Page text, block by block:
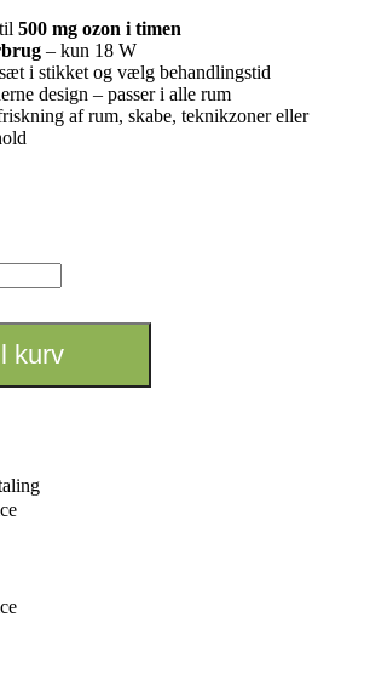
500 mg ozon i timen
– kun 18 W
i stikket og vælg behandlingstid
design – passer i alle rum
af rum, skabe, teknikzoner eller
kurv